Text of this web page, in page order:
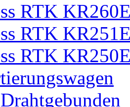
RTK
RTK
RTK